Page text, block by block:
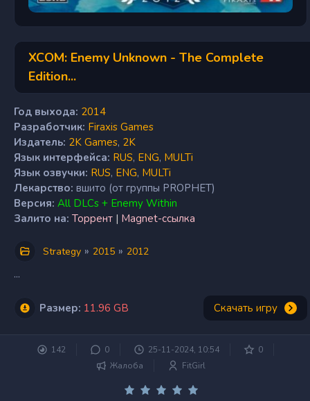
XCOM: Enemy Unknown - The Complete
Edition...
Год выхода: 2014
Разработчик: Firaxis Games
Издатель: 2K Games, 2K
Язык интерфейса: RUS, ENG, MULTi
Язык озвучки: RUS, ENG, MULTi
Лекарство: вшито (от группы PROPHET)
Версия: All DLCs + Enemy Within
Залито на: Торрент | Magnet-ссылка
Strategy » 2015 » 2012
...
Размер: 11.96 GB Скачать игру
142 0 25-11-2024, 10:54
0
Жалоба
FitGirl